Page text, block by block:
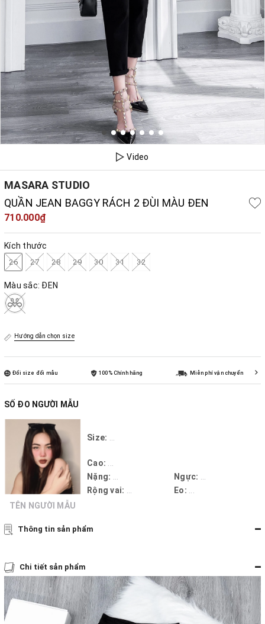
Video
MASARA STUDIO
QUẦN JEAN BAGGY RÁCH 2 ĐÙI MÀU ĐEN
710.000₫
Kích thước
26 27 28 29 30 31 32
Màu sắc: ĐEN
Hướng dẫn chọn size
Đổi size đổi mẫu 100% Chính hãng Miễn phí vận chuyển
SỐ ĐO NGƯỜI MẪU
TÊN NGƯỜI MẪU
Size:
Cao:
Nặng:
Ngực:
Rộng vai:
Eo:
Thông tin sản phẩm
Chi tiết sản phẩm